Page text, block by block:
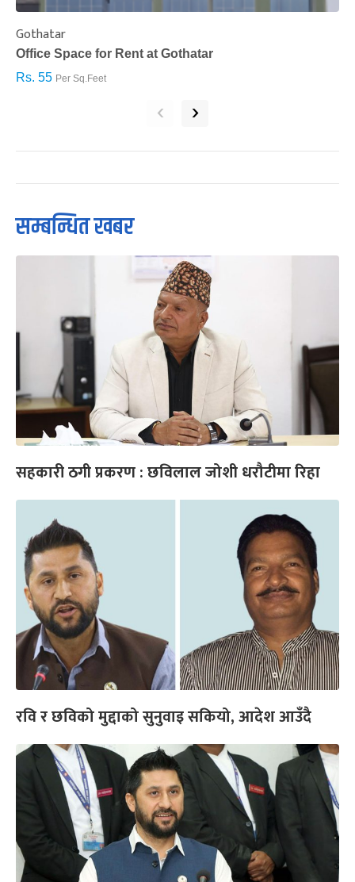
Gothatar
Office Space for Rent at Gothatar
Rs. 55 Per Sq.Feet
‹ ›
सम्बन्धित खबर
सहकारी ठगी प्रकरण : छविलाल जोशी धरौटीमा रिहा
रवि र छविको मुद्दाको सुनुवाइ सकियो, आदेश आउँदै